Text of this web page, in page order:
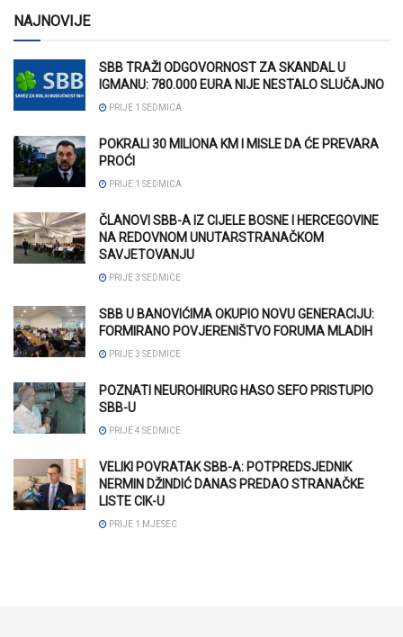
NAJNOVIJE
SBB TRAŽI ODGOVORNOST ZA SKANDAL U
IGMANU: 780.000 EURA NIJE NESTALO SLUČAJNO
PRIJE 1 SEDMICA
POKRALI 30 MILIONA KM I MISLE DA ĆE PREVARA
PROĆI
PRIJE 1 SEDMICA
ČLANOVI SBB-A IZ CIJELE BOSNE I HERCEGOVINE
NA REDOVNOM UNUTARSTRANAČKOM
SAVJETOVANJU
PRIJE 3 SEDMICE
SBB U BANOVIĆIMA OKUPIO NOVU GENERACIJU:
FORMIRANO POVJERENIŠTVO FORUMA MLADIH
PRIJE 3 SEDMICE
POZNATI NEUROHIRURG HASO SEFO PRISTUPIO
SBB-U
PRIJE 4 SEDMICE
VELIKI POVRATAK SBB-A: POTPREDSJEDNIK
NERMIN DŽINDIĆ DANAS PREDAO STRANAČKE
LISTE CIK-U
PRIJE 1 MJESEC